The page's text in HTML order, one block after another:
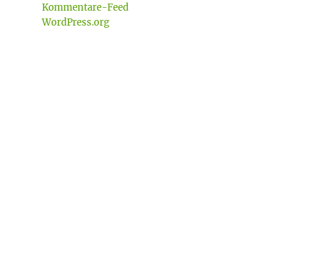
Kommentare-Feed
WordPress.org